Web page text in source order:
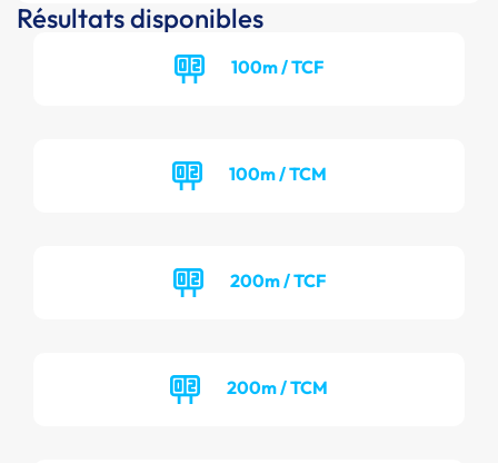
Résultats disponibles
100m / TCF
100m / TCM
200m / TCF
200m / TCM